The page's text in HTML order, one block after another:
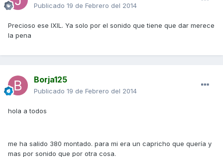
Publicado 19 de Febrero del 2014
Precioso ese IXIL. Ya solo por el sonido que tiene que dar merece
la pena
Borja125
Publicado 19 de Febrero del 2014
hola a todos
me ha salido 380 montado. para mi era un capricho que quería y
mas por sonido que por otra cosa.